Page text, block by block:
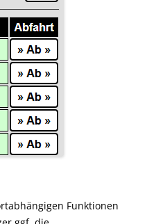
Funktionen